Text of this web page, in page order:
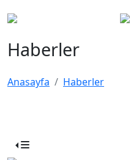
Haberler
Anasayfa Haberler